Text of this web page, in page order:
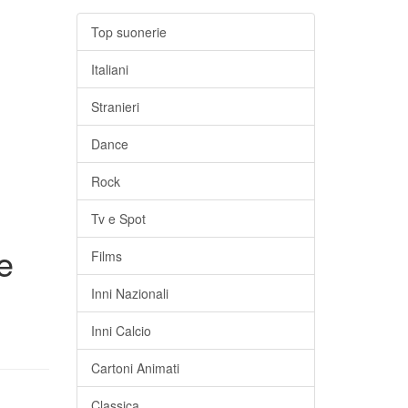
Top suonerie
Italiani
Stranieri
Dance
Rock
Tv e Spot
Films
Inni Nazionali
Inni Calcio
Cartoni Animati